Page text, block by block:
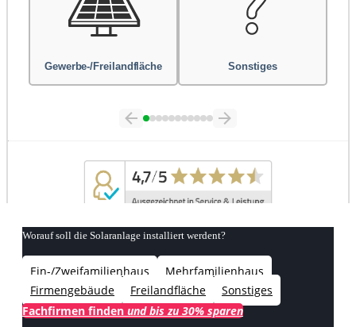
Worauf soll die Solaranlage installiert werdent?
Ein-/Zweifamilienhaus
Mehrfamilienhaus
Firmengebäude
Freilandfläche
Sonstiges
Fachfirmen finden und bis zu 30% sparen